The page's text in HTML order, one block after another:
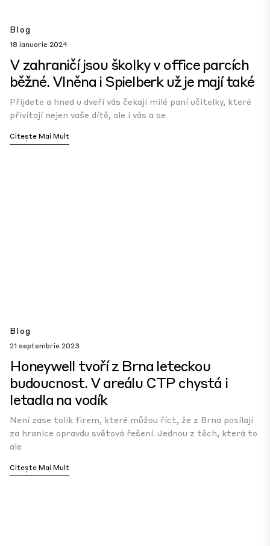
Blog
18 ianuarie 2024
V zahraničí jsou školky v office parcích
běžné. Vlněna i Spielberk už je mají také
Přijdete a hned u dveří vás čekají milé paní učitelky, které
přivítají nejen vaše dítě, ale i vás a se
Citește Mai Mult
Blog
21 septembrie 2023
Honeywell tvoří z Brna leteckou
budoucnost. V areálu CTP chystá i
letadla na vodík
Není zase tolik firem, které můžou říct, že z Brna posílají
za hranice opravdu světová řešení. Jednou z těch, která to
ale
Citește Mai Mult